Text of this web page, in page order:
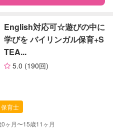
受けしていません
可
届出済ベビーシッター
教諭
ポート
English対応可☆遊びの中に
学びを バイリンガル保育+S
TEA...
5.0 (190回)
保育士
ヶ月〜15歳11ヶ月